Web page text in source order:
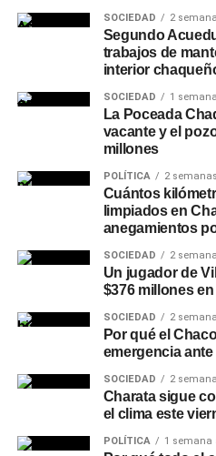
SOCIEDAD 2
Segundo
trabajos de
interior
SOCIEDAD 1
La Poceada
vacante y el
millones
POLÍTICA 2
Cuántos
limpiados en
anegamientos
SOCIEDAD 2
Un jugador de
$376 millones
SOCIEDAD 2
Por qué el
emergencia
SOCIEDAD 2
Charata sigue
el clima este
POLÍTICA 1 semana